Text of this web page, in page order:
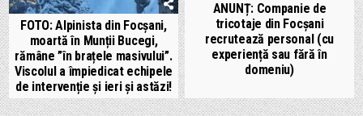
FOTO: Alpinista din Focșani,
moartă în Munții Bucegi,
rămâne ”în brațele masivului”.
Viscolul a împiedicat echipele
de intervenție și ieri și astăzi!
ANUNȚ: Companie de
tricotaje din Focșani
recrutează personal (cu
experiență sau fără în
domeniu)